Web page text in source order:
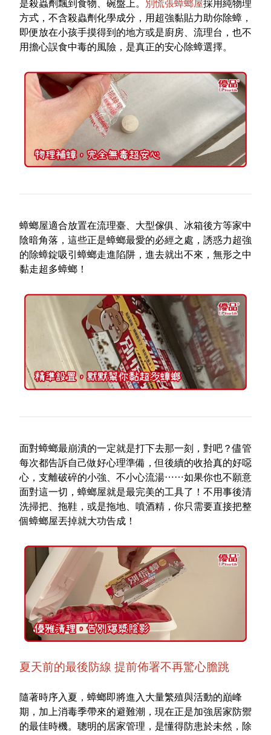
是殺蟲劑飄到食物、碗盤上。 別慌張蟑螂屋採用純物理
方式，不含殺蟲劑化學成分，用超強黏貼力助你除蟑，
即便放在小孩手摸得到的地方或是廚房、流理台，也不
用擔心誤食中毒的風險，是真正的安心除蟑選擇。
蟑螂屋適合放置在流理臺、大型傢俱、冰箱後方等家中
陰暗角落，這些正是蟑螂最愛的必經之處，誘惑力超強
的除蟑錠吸引蟑螂走進陷阱，進去就出不來，無形之中
黏走超多蟑螂！
面對蟑螂最崩潰的一定就是打下去那一刻，對吧？儘管
每次都告訴自己做好心理準備，但後續的收拾真的好噁
心，支離破碎的小強、不小心流湯⋯⋯如果你也不願意
面對這一切，蟑螂屋就是最完美的工具了！不用事後清
洗掃把、拖鞋，或是拖地、噴酒精，你只需要直接把整
個蟑螂屋丟掉就大功告成！
夏天前的最後防線 提前佈署不再驚心膽跳
隨著時序入夏，蟑螂即將進入大量繁殖與活動的巔峰
期，加上消毒季帶來的避難潮，現在正是加強居家防禦
的最佳時機。聰明的居家管理，是懂得防患於未然，除